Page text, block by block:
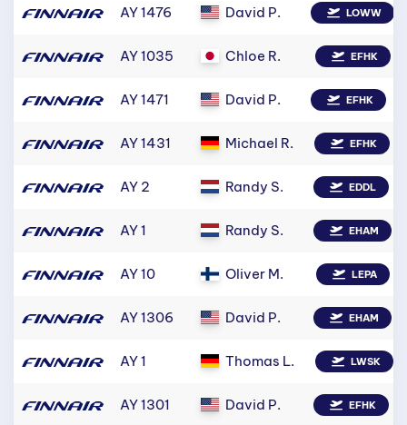
AY 1476 David P. LOWW
AY 1035 Chloe R. EFHK
AY 1471 David P. EFHK
AY 1431 Michael R. EFHK
AY 2 Randy S. EDDL
AY 1 Randy S. EHAM
AY 10 Oliver M. LEPA
AY 1306 David P. EHAM
AY 1 Thomas L. LWSK
AY 1301 David P. EFHK